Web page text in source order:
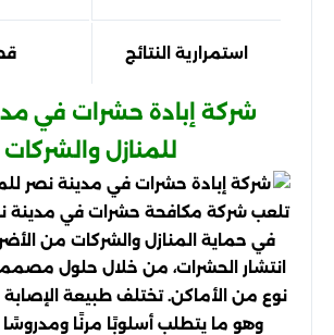
استمرارية النتائج
شركة إبادة حشرات في
للمنازل والشركات
تلعب شركة مكافحة حشرات في مدينة
في حماية المنازل والشركات من
انتشار الحشرات، من خلال حلول
نوع من الأماكن. تختلف طبيعة
وهو ما يتطلب أسلوبًا مرنًا ومدروسًا